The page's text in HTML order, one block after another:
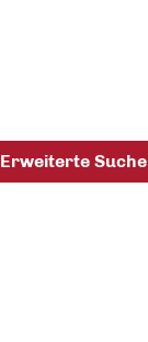
Erweiterte Suche